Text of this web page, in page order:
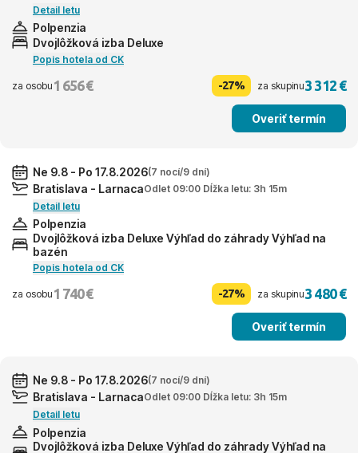
Detail letu
Polpenzia
Dvojlôžková izba Deluxe
Popis hotela od CK
za osobu 1 656 € -27% za skupinu3 312 €
Overiť termín
Ne 9.8 - Po 17.8.2026(7 nocí/9 dní)
Bratislava - LarnacaOdlet 09:00 Dĺžka letu: 3h 15m
Detail letu
Polpenzia
Dvojlôžková izba Deluxe Výhľad do záhrady Výhľad na
bazén
Popis hotela od CK
za osobu 1 740 € -27% za skupinu3 480 €
Overiť termín
Ne 9.8 - Po 17.8.2026(7 nocí/9 dní)
Bratislava - LarnacaOdlet 09:00 Dĺžka letu: 3h 15m
Detail letu
Polpenzia
Dvojlôžková izba Deluxe Výhľad do záhrady Výhľad na